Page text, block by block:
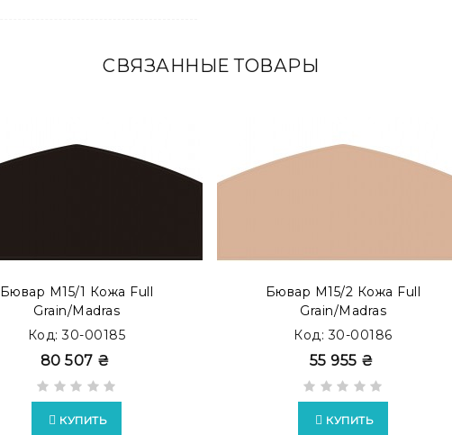
EXTRAc накладками из кожи Full Grain
СВЯЗАННЫЕ ТОВАРЫ
Бювар М15/1 Кожа Full
Grain/Madras
Код: 30-00185
80 507 ₴
КУПИТЬ
Бювар М15/2 Кожа Full
Grain/Madras
Код: 30-00186
55 955 ₴
КУПИТЬ